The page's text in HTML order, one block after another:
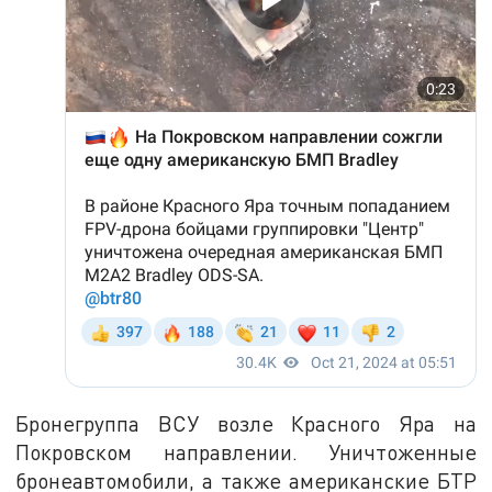
Бронегруппа ВСУ возле Красного Яра на
Покровском направлении. Уничтоженные
бронеавтомобили, а также американские БТР